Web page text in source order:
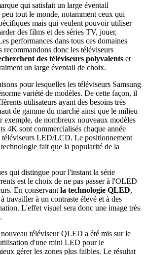
qui satisfait un large éventail
tout le monde, notamment ceux qui
mais qui veulent pouvoir utiliser
des films et des séries TV, jouer,
performances dans tous ces domaines
recommandons donc les téléviseurs
des téléviseurs polyvalents et
un large éventail de choix.
pour lesquelles les téléviseurs Samsung
variété de modèles. De cette façon, il
utilisateurs ayant des besoins très
de gamme du marché ainsi que le milieu
exemple, de nombreux nouveaux modèles
4K sont commercialisés chaque année
téléviseurs LED/LCD. Le positionnement
fait que la popularité de la
qui distingue pour l'instant la série
est le choix de ne pas passer à l'OLED
En conservant la technologie QLED,
travailler à un contraste élevé et à des
L'effet visuel sera donc une image très
téléviseur QLED a été mis sur le
d'une mini LED pour le
gérer les zones plus faibles. Le résultat